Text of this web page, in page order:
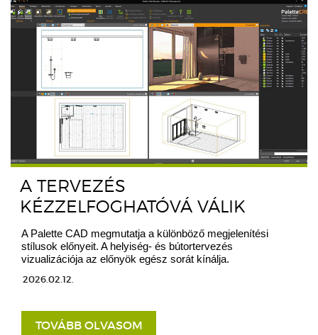
A TERVEZÉS
KÉZZELFOGHATÓVÁ VÁLIK
A Palette CAD megmutatja a különböző megjelenítési
stílusok előnyeit. A helyiség- és bútortervezés
vizualizációja az előnyök egész sorát kínálja.
2026.02.12.
TOVÁBB OLVASOM